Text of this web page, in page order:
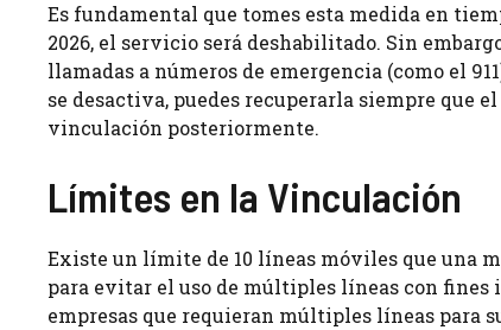
Es fundamental que tomes esta medida en
2026, el servicio será deshabilitado. Sin
llamadas a números de emergencia (como el
se desactiva, puedes recuperarla siempre que
vinculación posteriormente.
Límites en la Vinculación
Existe un límite de 10 líneas móviles que una
para evitar el uso de múltiples líneas con fines
empresas que requieran múltiples líneas para